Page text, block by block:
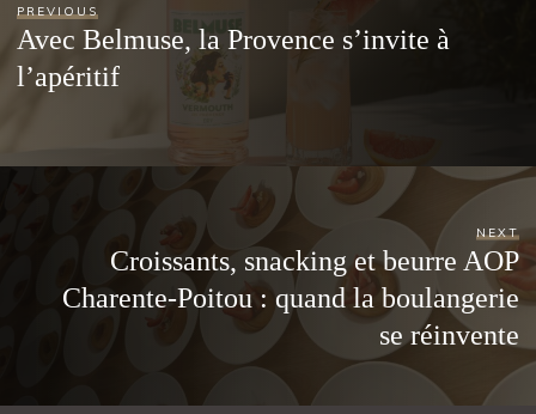
PREVIOUS
Avec Belmuse, la Provence s’invite à
l’apéritif
NEXT
Croissants, snacking et beurre AOP
Charente-Poitou : quand la boulangerie
se réinvente